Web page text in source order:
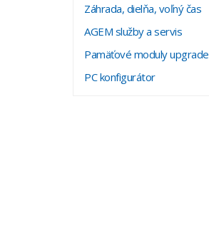
Záhrada, dielňa, voľný čas
AGEM služby a servis
Pamäťové moduly upgrade
PC konfigurátor